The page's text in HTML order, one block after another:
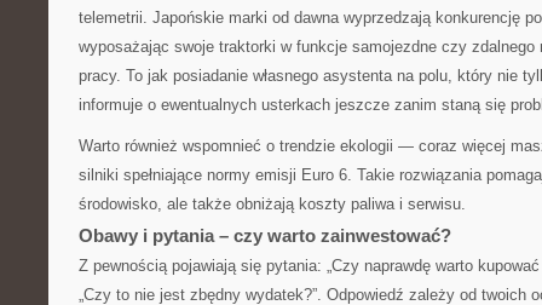
telemetrii. Japońskie marki od dawna wyprzedzają konkurencję
wyposażając swoje traktorki w funkcje samojezdne czy zdalnego
pracy. To jak posiadanie własnego asystenta na polu, który nie
informuje o ewentualnych usterkach jeszcze zanim staną się
Warto również wspomnieć o trendzie ekologii — coraz więcej
silniki spełniające normy emisji Euro 6. Takie rozwiązania
środowisko, ale także obniżają koszty paliwa i serwisu.
Obawy i pytania – czy warto zainwestować?
Z pewnością pojawiają się pytania: „Czy naprawdę warto
„Czy to nie jest zbędny wydatek?”. Odpowiedź zależy od twoich